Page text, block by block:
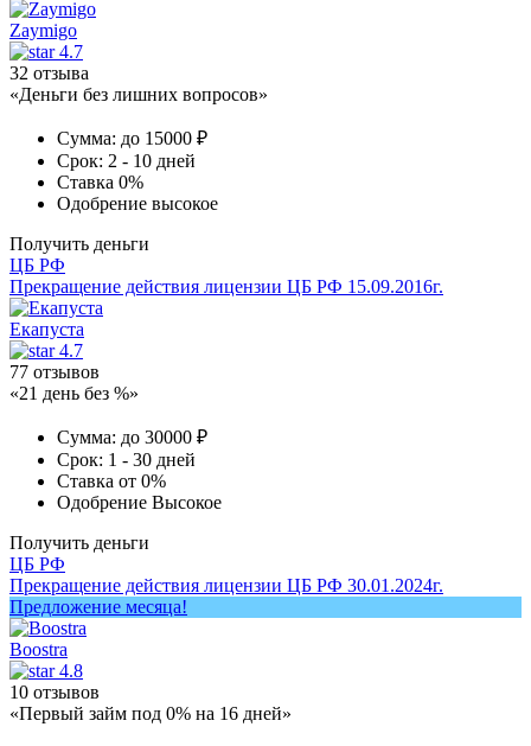
Zaymigo
4.7
32 отзыва
«Деньги без лишних вопросов»
Сумма: до 15000 ₽
Срок: 2 - 10 дней
Ставка 0%
Одобрение высокое
Получить деньги
ЦБ РФ
Прекращение действия лицензии ЦБ РФ 15.09.2016г.
Екапуста
4.7
77 отзывов
«21 день без %»
Сумма: до 30000 ₽
Срок: 1 - 30 дней
Ставка от 0%
Одобрение Высокое
Получить деньги
ЦБ РФ
Прекращение действия лицензии ЦБ РФ 30.01.2024г.
Предложение месяца!
Boostra
4.8
10 отзывов
«Первый займ под 0% на 16 дней»